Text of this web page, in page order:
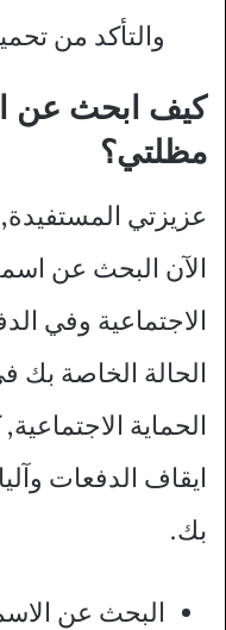
والتأكد من
كيف ابحث عن
مظلتي؟
عزيزتي
الآن البحث عن
الاجتماعية وفي
الحالة الخاصة بك
الحماية
ايقاف الدفعات
بك.
البحث عن